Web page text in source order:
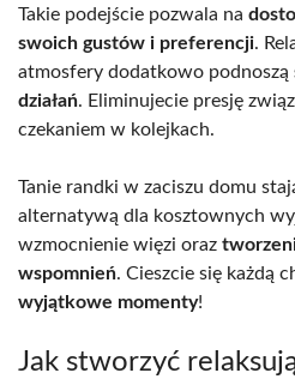
Takie podejście pozwala na
swoich gustów i preferencji.
atmosfery dodatkowo podnoszą
działań. Eliminujecie presję
czekaniem w kolejkach.
Tanie randki w zaciszu domu
alternatywą dla kosztownych
wzmocnienie więzi oraz
wspomnień. Cieszcie się każdą
wyjątkowe momenty!
Jak stworzyć